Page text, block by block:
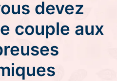
devez
couple aux